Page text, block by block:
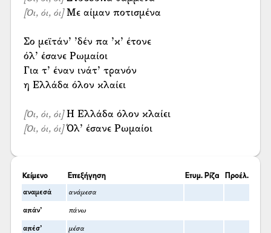
[Όι, όι, όι]Με αίμαν ποτισμένα
Σο μεϊτάν’ ’δέν πα ’κ’ έτονε
όλ’ έσανε Ρωμαίοι
Για τ’ έναν ινάτ’ τρανόν
η Ελλάδα όλον κλαίει
[Όι, όι, όι] Η Ελλάδα όλον κλαίει
[Όι, όι, όι]Όλ’ έσανε Ρωμαίοι
Κείμενο Επεξήγηση Ετυμ. Ρίζα Προέλ.
αναμεσά ανάμεσα
απάν’ πάνω
απέσ’ μέσα